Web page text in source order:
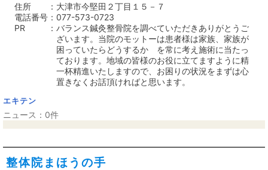
住所
大津市今堅田２丁目１５－７
電話番号
077-573-0723
PR
バランス鍼灸整骨院を調べていただきありがとうご
ざいます。当院のモットーは患者様は家族、家族が
困っていたらどうするか を常に考え施術に当たっ
ております。地域の皆様のお役に立てますように精
一杯精進いたしますので、お困りの状況をまずは心
置きなくお話頂ければと思います。
エキテン
ニュース：0件
整体院まほうの手